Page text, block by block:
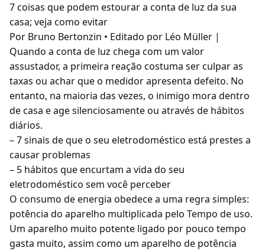
7 coisas que podem estourar a conta de luz da sua
casa; veja como evitar
Por Bruno Bertonzin • Editado por Léo Müller |
Quando a conta de luz chega com um valor
assustador, a primeira reação costuma ser culpar as
taxas ou achar que o medidor apresenta defeito. No
entanto, na maioria das vezes, o inimigo mora dentro
de casa e age silenciosamente ou através de hábitos
diários.
– 7 sinais de que o seu eletrodoméstico está prestes a
causar problemas
– 5 hábitos que encurtam a vida do seu
eletrodoméstico sem você perceber
O consumo de energia obedece a uma regra simples:
potência do aparelho multiplicada pelo Tempo de uso.
Um aparelho muito potente ligado por pouco tempo
gasta muito, assim como um aparelho de potência